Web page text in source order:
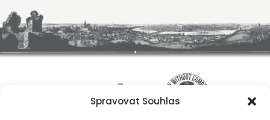
Spravovat Souhlas